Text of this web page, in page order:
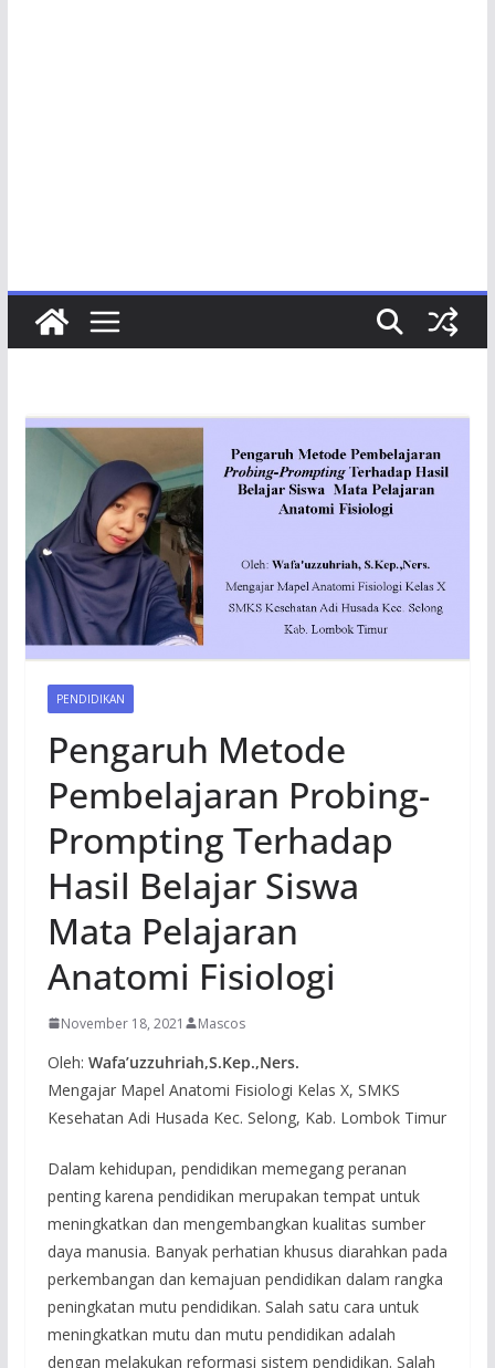
PENDIDIKAN
Pengaruh Metode
Pembelajaran Probing-
Prompting Terhadap
Hasil Belajar Siswa
Mata Pelajaran
Anatomi Fisiologi
November 18, 2021 Mascos
Oleh: Wafa’uzzuhriah,S.Kep.,Ners.
Mengajar Mapel Anatomi Fisiologi Kelas X, SMKS
Kesehatan Adi Husada Kec. Selong, Kab. Lombok Timur
Dalam kehidupan, pendidikan memegang peranan
penting karena pendidikan merupakan tempat untuk
meningkatkan dan mengembangkan kualitas sumber
daya manusia. Banyak perhatian khusus diarahkan pada
perkembangan dan kemajuan pendidikan dalam rangka
peningkatan mutu pendidikan. Salah satu cara untuk
meningkatkan mutu dan mutu pendidikan adalah
dengan melakukan reformasi sistem pendidikan. Salah